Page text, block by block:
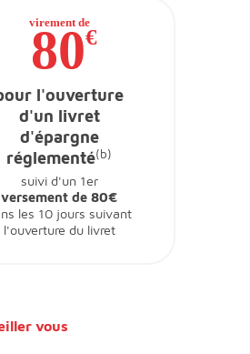
l'ouverture
d'un livret
d'épargne
réglementé(b)
suivi d'un 1er
versement de 80€
les 10 jours suivant
l'ouverture du livret
vous